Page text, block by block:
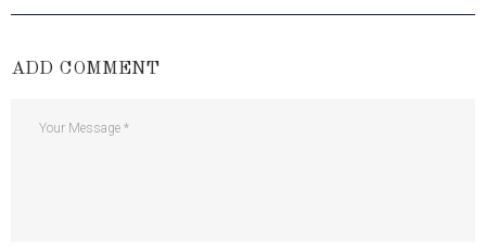
ADD COMMENT